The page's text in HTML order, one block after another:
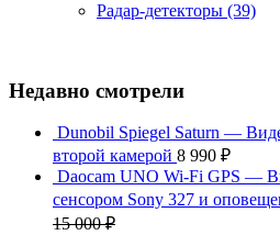
Радар-детекторы (39)
Недавно смотрели
Dunobil Spiegel Saturn —
второй камерой 8 990 ₽
Daocam UNO Wi-Fi GPS —
сенсором Sony 327 и
15 000₽